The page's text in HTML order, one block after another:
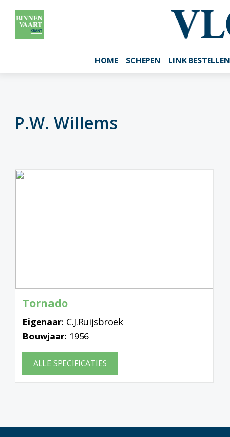
HOME SCHEPEN LINK BESTELLEN
P.W. Willems
Tornado
Eigenaar: C.J.Ruijsbroek
Bouwjaar: 1956
ALLE SPECIFICATIES